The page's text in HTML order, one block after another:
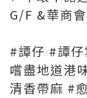
G/F &華商
#譚仔 #譚
嚐盡地道港
清香帶麻 #